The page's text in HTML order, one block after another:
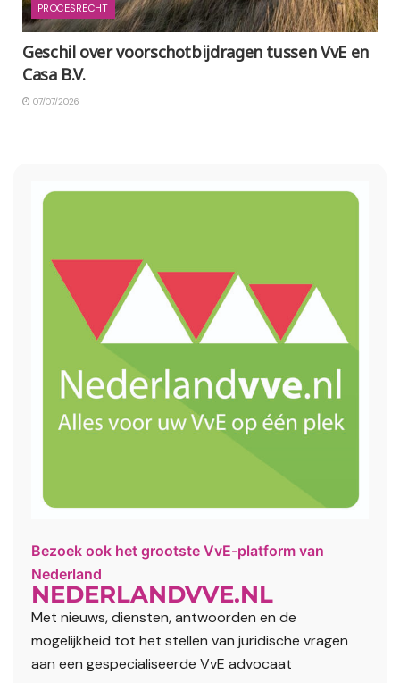
PROCESRECHT
Geschil over voorschotbijdragen tussen VvE en
Casa B.V.
07/07/2026
Bezoek ook het grootste VvE-platform van
Nederland
NEDERLANDVVE.NL
Met nieuws, diensten, antwoorden en de
mogelijkheid tot het stellen van juridische vragen
aan een gespecialiseerde VvE advocaat